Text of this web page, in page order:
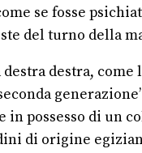
se fosse
del turno della
destra, come
possesso di un
di origine